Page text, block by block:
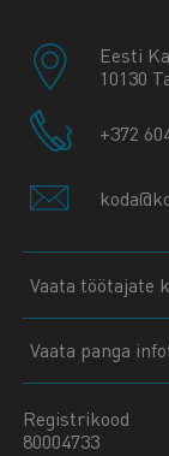
Eesti
10130
+372
Vaata töötajate
Vaata panga
Registrikood
80004733